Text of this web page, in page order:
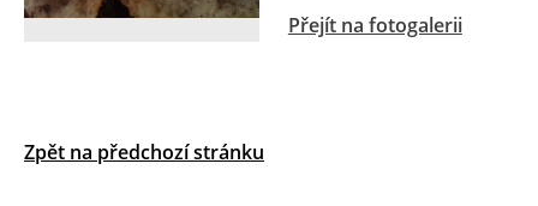
Přejít na fotogalerii
Zpět na předchozí stránku